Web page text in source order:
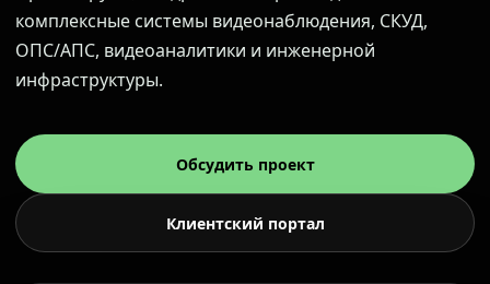
комплексные системы видеонаблюдения, СКУД,
ОПС/АПС, видеоаналитики и инженерной
инфраструктуры.
Обсудить проект
Клиентский портал